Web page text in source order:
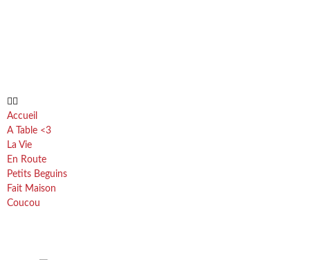
Accueil
A Table <3
La Vie
En Route
Petits Beguins
Fait Maison
Coucou